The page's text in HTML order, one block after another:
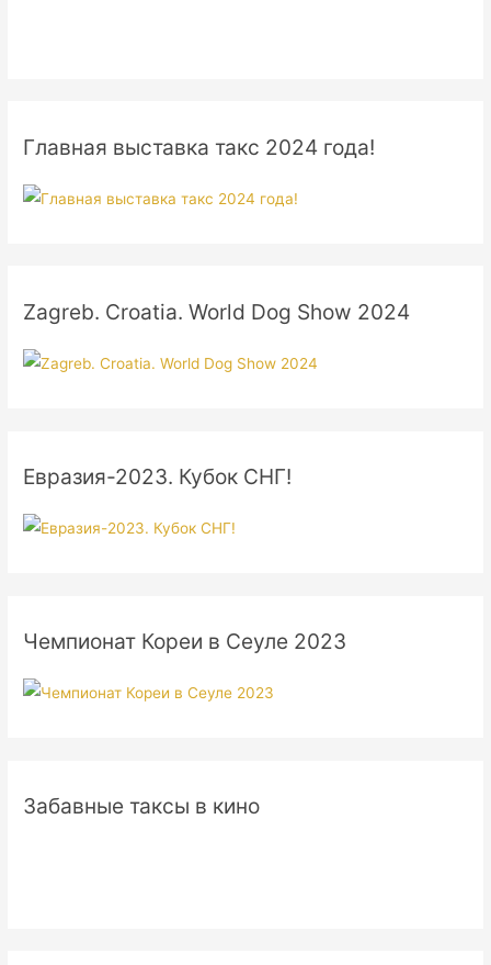
Главная выставка такс 2024 года!
Zagreb. Croatia. World Dog Show 2024
Евразия-2023. Кубок СНГ!
Чемпионат Кореи в Сеуле 2023
Забавные таксы в кино